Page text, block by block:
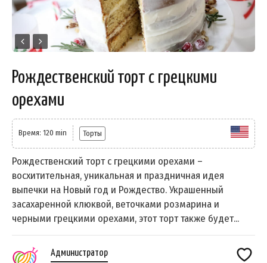
Рождественский торт с грецкими
орехами
Время: 120 min Торты
Рождественский торт с грецкими орехами –
восхитительная, уникальная и праздничная идея
выпечки на Новый год и Рождество. Украшенный
засахаренной клюквой, веточками розмарина и
черными грецкими орехами, этот торт также будет...
Администратор